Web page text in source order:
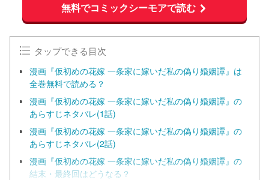
無料でコミックシーモアで読む
タップできる目次
漫画『仮初めの花嫁 一条家に嫁いだ私の偽り婚姻譚』は
全巻無料で読める？
漫画『仮初めの花嫁 一条家に嫁いだ私の偽り婚姻譚』の
あらすじネタバレ(1話)
漫画『仮初めの花嫁 一条家に嫁いだ私の偽り婚姻譚』の
あらすじネタバレ(2話)
漫画『仮初めの花嫁 一条家に嫁いだ私の偽り婚姻譚』の
結末・最終回はどうなる？